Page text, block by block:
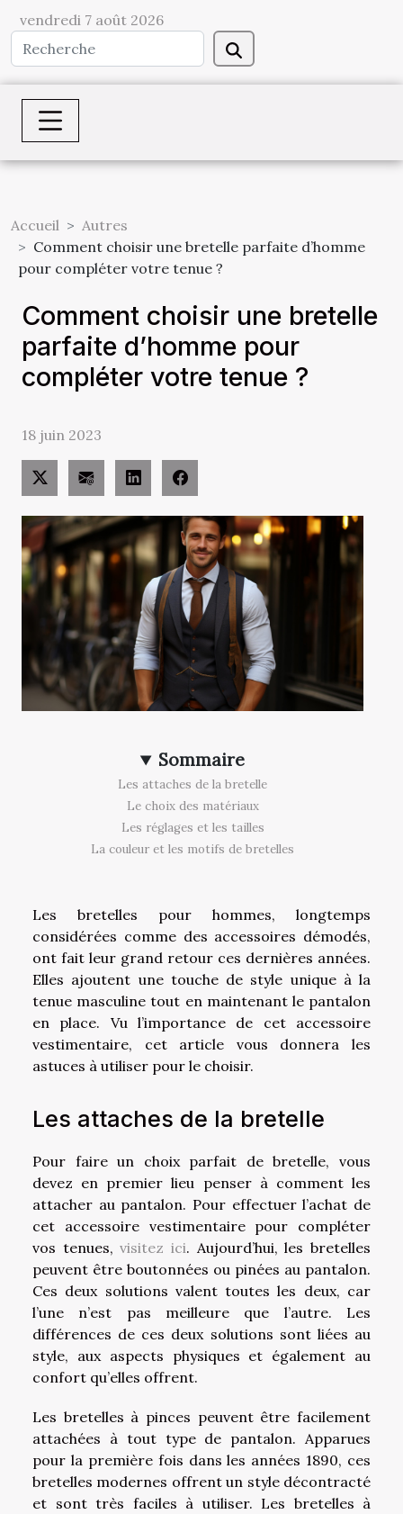
vendredi 7 août 2026
Accueil
Autres
Comment choisir une bretelle parfaite d’homme
pour compléter votre tenue ?
Comment choisir une bretelle
parfaite d’homme pour
compléter votre tenue ?
18 juin 2023
Sommaire
Les attaches de la bretelle
Le choix des matériaux
Les réglages et les tailles
La couleur et les motifs de bretelles
Les bretelles pour hommes, longtemps
considérées comme des accessoires démodés,
ont fait leur grand retour ces dernières années.
Elles ajoutent une touche de style unique à la
tenue masculine tout en maintenant le pantalon
en place. Vu l’importance de cet accessoire
vestimentaire, cet article vous donnera les
astuces à utiliser pour le choisir.
Les attaches de la bretelle
Pour faire un choix parfait de bretelle, vous
devez en premier lieu penser à comment les
attacher au pantalon. Pour effectuer l’achat de
cet accessoire vestimentaire pour compléter
vos tenues,visitez ici. Aujourd’hui, les bretelles
peuvent être boutonnées ou pinées au pantalon.
Ces deux solutions valent toutes les deux, car
l’une n’est pas meilleure que l’autre. Les
différences de ces deux solutions sont liées au
style, aux aspects physiques et également au
confort qu’elles offrent.
Les bretelles à pinces peuvent être facilement
attachées à tout type de pantalon. Apparues
pour la première fois dans les années 1890, ces
bretelles modernes offrent un style décontracté
et sont très faciles à utiliser. Les bretelles à